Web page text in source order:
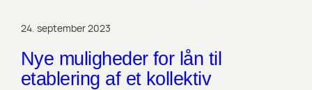
24. september 2023
Nye muligheder for lån til
etablering af et kollektiv